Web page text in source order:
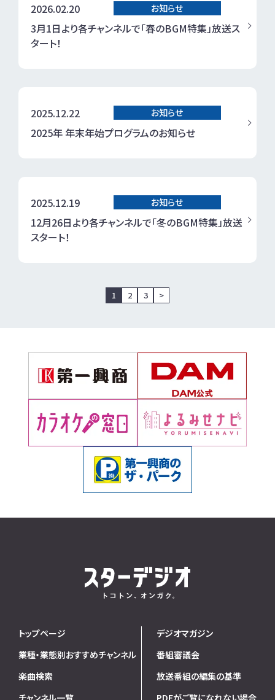
お知らせ
2026.02.20
3月1日より各チャンネルで「春のBGM特集」放送ス
タート！
お知らせ
2025.12.22
2025年 年末年始プログラムのお知らせ
お知らせ
2025.12.19
12月26日より各チャンネルで「冬のBGM特集」放送
スタート！
1 2 3 >
トップページ
業種・業態別おすすめチャンネル
楽曲検索
デジオマガジン
番組審議会
放送番組の編集の基準